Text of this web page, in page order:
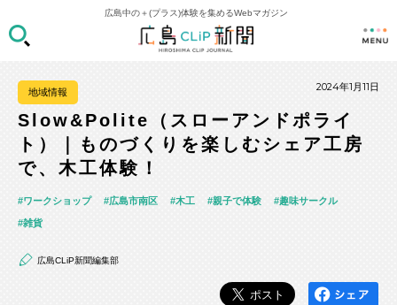
広島中の＋(プラス)体験を集めるWebマガジン
地域情報 2024年1月11日
Slow&Polite（スローアンドポライ
ト）｜ものづくりを楽しむシェア工房
で、木工体験！
ワークショップ 広島市南区 木工 親子で体験 趣味サークル
雑貨
広島CLiP新聞編集部